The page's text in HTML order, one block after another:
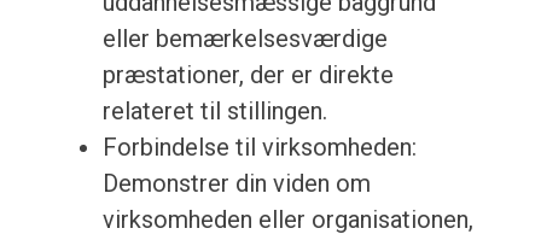
eller bemærkelsesværdige
præstationer, der er direkte
relateret til stillingen.
Forbindelse til virksomheden:
Demonstrer din viden om
virksomheden eller organisationen,